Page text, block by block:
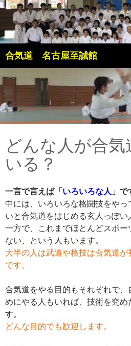
合気道 名古屋至誠館
検
索
ツ
キ
ッ
プ
どんな人が合気
いる？
一言で言えば「 いろいろな人 」で
中には、いろいろな格闘技をやっ
いと合気道をはじめる玄人っぽい
一方で、これまでほとんどスポ
ない、という人もいます。
大半の人は武道や格技は合気道
です。
合気道をやる目的もそれぞれで、
めにやる人もいれば、技術を究め
す。
どんな目的でも歓迎します。